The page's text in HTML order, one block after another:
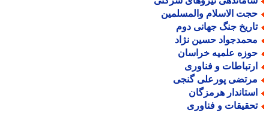
الاسلام والمسلمین
جنگ جهانی دوم
حسین نژاد
علمیه خراسان
و فناوری
پورعلی گنجی
هرمزگان
و فناوری